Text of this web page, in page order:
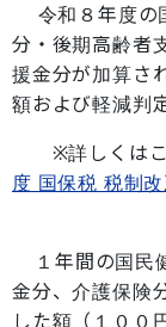
令和８年度の
分・後期高齢者
援金分が加算さ
額および軽減判
※詳しくは
度 国保税 税制
１年間の国民
金分、介護保険
した額（１００